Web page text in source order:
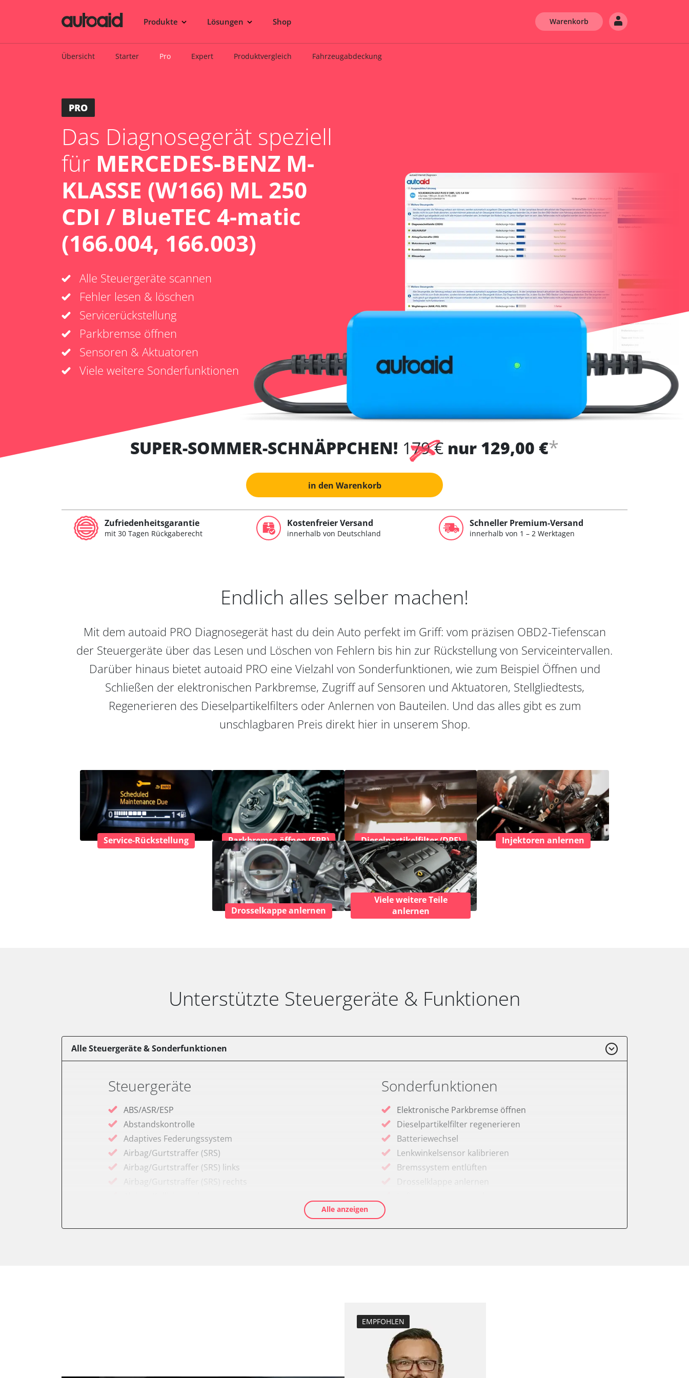
Produkte Lösungen Shop Warenkorb
Übersicht Starter Pro Expert Produktvergleich Fahrzeugabdeckung
PRO
Das Diagnosegerät speziell
für MERCEDES-BENZ M-
KLASSE (W166) ML 250
CDI / BlueTEC 4-matic
(166.004, 166.003)
Alle Steuergeräte scannen
Fehler lesen & löschen
Servicerückstellung
Parkbremse öffnen
Sensoren & Aktuatoren
Viele weitere Sonderfunktionen
SUPER-SOMMER-SCHNÄPPCHEN! 179 € nur 129,00 €*
in den Warenkorb
Zufriedenheitsgarantie
mit 30 Tagen Rückgaberecht
Kostenfreier Versand
innerhalb von Deutschland
Schneller Premium-Versand
innerhalb von 1 – 2 Werktagen
Endlich alles selber machen!
Mit dem autoaid PRO Diagnosegerät hast du dein Auto perfekt im Griff: vom präzisen OBD2-Tiefenscan
der Steuergeräte über das Lesen und Löschen von Fehlern bis hin zur Rückstellung von Serviceintervallen.
Darüber hinaus bietet autoaid PRO eine Vielzahl von Sonderfunktionen, wie zum Beispiel Öffnen und
Schließen der elektronischen Parkbremse, Zugriff auf Sensoren und Aktuatoren, Stellgliedtests,
Regenerieren des Dieselpartikelfilters oder Anlernen von Bauteilen. Und das alles gibt es zum
unschlagbaren Preis direkt hier in unserem Shop.
Service-Rückstellung Parkbremse öffnen (EPB) Dieselpartikelfilter (DPF) Injektoren anlernen
Drosselkappe anlernen
Viele weitere Teile
anlernen
Unterstützte Steuergeräte & Funktionen
Alle Steuergeräte & Sonderfunktionen
Steuergeräte
ABS/ASR/ESP
Abstandskontrolle
Adaptives Federungssystem
Airbag/Gurtstraffer (SRS)
Airbag/Gurtstraffer (SRS) links
Airbag/Gurtstraffer (SRS) rechts
Sonderfunktionen
Elektronische Parkbremse öffnen
Dieselpartikelfilter regenerieren
Batteriewechsel
Lenkwinkelsensor kalibrieren
Bremssystem entlüften
Drosselklappe anlernen
Grundeinstellung
Hochdruckpumpe Initialisierung
Injektor Adaptionswerte zurücksetzen
Injektoren einstellen
Alle anzeigen
EMPFOHLEN